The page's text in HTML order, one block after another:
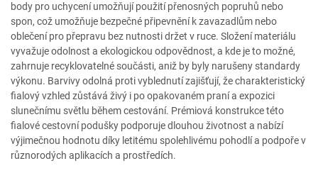
body pro uchycení umožňují použití přenosných popruhů nebo
spon, což umožňuje bezpečné připevnění k zavazadlům nebo
oblečení pro přepravu bez nutnosti držet v ruce. Složení materiálu
vyvažuje odolnost a ekologickou odpovědnost, a kde je to možné,
zahrnuje recyklovatelné součásti, aniž by byly narušeny standardy
výkonu. Barvivy odolná proti vyblednutí zajišťují, že charakteristický
fialový vzhled zůstává živý i po opakovaném praní a expozici
slunečnímu světlu během cestování. Prémiová konstrukce této
fialové cestovní podušky podporuje dlouhou životnost a nabízí
výjimečnou hodnotu díky letitému spolehlivému pohodlí a podpoře v
různorodých aplikacích a prostředích.